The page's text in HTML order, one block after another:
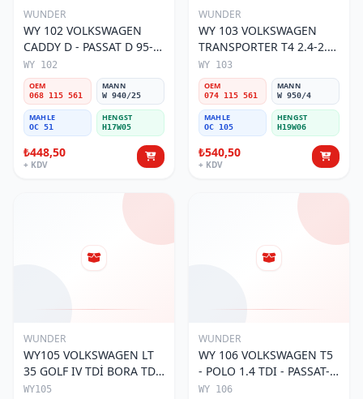
WUNDER
WY 102 VOLKSWAGEN
CADDY D - PASSAT D 95-
01 068 115 561 Yağ
Filtresi
WY 102
OEM
068 115 561
MANN
W 940/25
MAHLE
OC 51
HENGST
H17W05
₺448,50
+ KDV
WUNDER
WY 103 VOLKSWAGEN
TRANSPORTER T4 2.4-2.5
MOTOR 074 115 561 Yağ
Filtresi
WY 103
OEM
074 115 561
MANN
W 950/4
MAHLE
OC 105
HENGST
H19W06
₺540,50
+ KDV
WUNDER
WY105 VOLKSWAGEN LT
35 GOLF IV TDİ BORA TDİ
074 115 562 Yağ Filtresi
WY105
WUNDER
WY 106 VOLKSWAGEN T5
- POLO 1.4 TDI - PASSAT-
JETTA 03-11 071 115562 A
WY 106